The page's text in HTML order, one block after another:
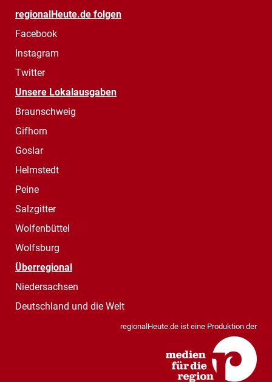
regionalHeute.de folgen
Facebook
Instagram
Twitter
Unsere Lokalausgaben
Braunschweig
Gifhorn
Goslar
Helmstedt
Peine
Salzgitter
Wolfenbüttel
Wolfsburg
Überregional
Niedersachsen
Deutschland und die Welt
regionalHeute.de ist eine Produktion der